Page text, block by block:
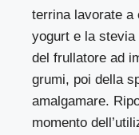
terrina lavorate a
yogurt e la
del frullatore ad
grumi, poi della
amalgamare.
momento